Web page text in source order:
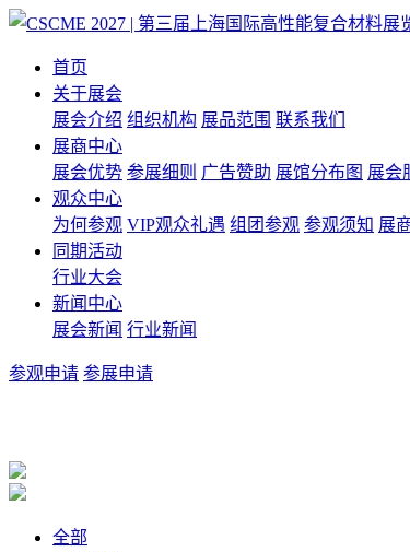
首页
关于展会
展会介绍 组织机构 展品范围 联系我们
展商中心
展会优势 参展细则 广告赞助 展馆分布图 展会
观众中心
为何参观 VIP观众礼遇 组团参观 参观须知 展
同期活动
行业大会
新闻中心
展会新闻 行业新闻
参观申请 参展申请
全部